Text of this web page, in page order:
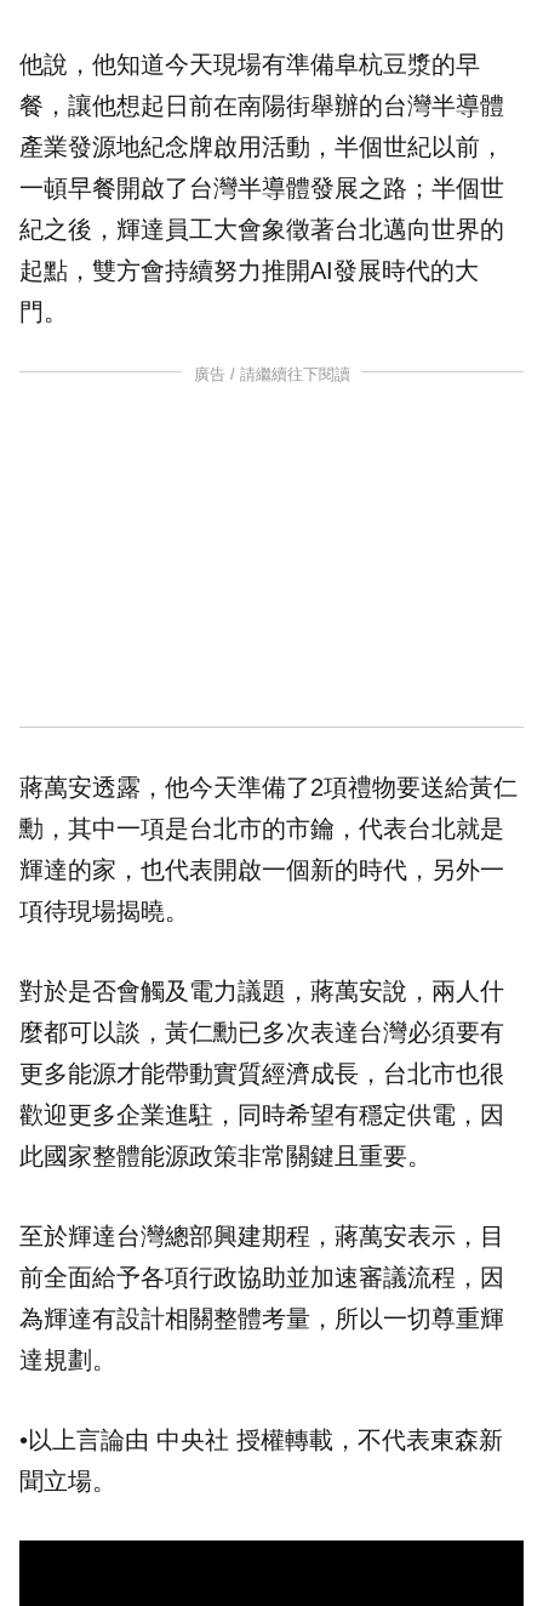
他說，他知道今天現場有準備阜杭豆漿的早
餐，讓他想起日前在南陽街舉辦的台灣半導體
產業發源地紀念牌啟用活動，半個世紀以前，
一頓早餐開啟了台灣半導體發展之路；半個世
紀之後，輝達員工大會象徵著台北邁向世界的
起點，雙方會持續努力推開AI發展時代的大
門。
廣告 / 請繼續往下閱讀
蔣萬安透露，他今天準備了2項禮物要送給黃仁
勳，其中一項是台北市的市鑰，代表台北就是
輝達的家，也代表開啟一個新的時代，另外一
項待現場揭曉。
對於是否會觸及電力議題，蔣萬安說，兩人什
麼都可以談，黃仁勳已多次表達台灣必須要有
更多能源才能帶動實質經濟成長，台北市也很
歡迎更多企業進駐，同時希望有穩定供電，因
此國家整體能源政策非常關鍵且重要。
至於輝達台灣總部興建期程，蔣萬安表示，目
前全面給予各項行政協助並加速審議流程，因
為輝達有設計相關整體考量，所以一切尊重輝
達規劃。
•以上言論由 中央社 授權轉載，不代表東森新
聞立場。